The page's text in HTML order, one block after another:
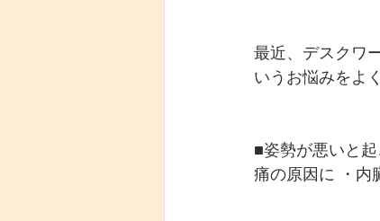
最近、デスクワ
いうお悩みをよ
■姿勢が悪いと
痛の原因に ・